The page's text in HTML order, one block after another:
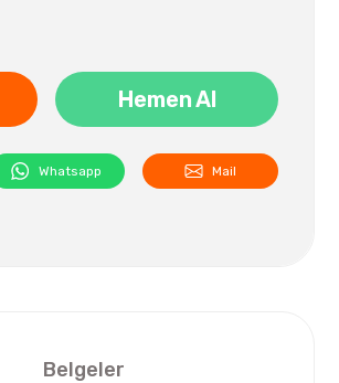
Hemen Al
Whatsapp Mail
Belgeler